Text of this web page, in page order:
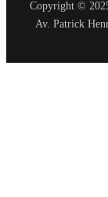
Copyright © 2025
Av. Patrick